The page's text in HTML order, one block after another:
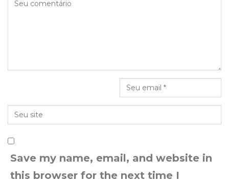
Save my name, email, and website in
this browser for the next time I